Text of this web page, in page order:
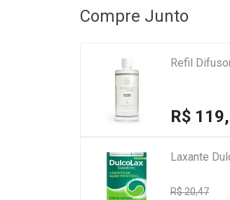
Compre Junto
Refil
R$
Laxante
R$ 20,47